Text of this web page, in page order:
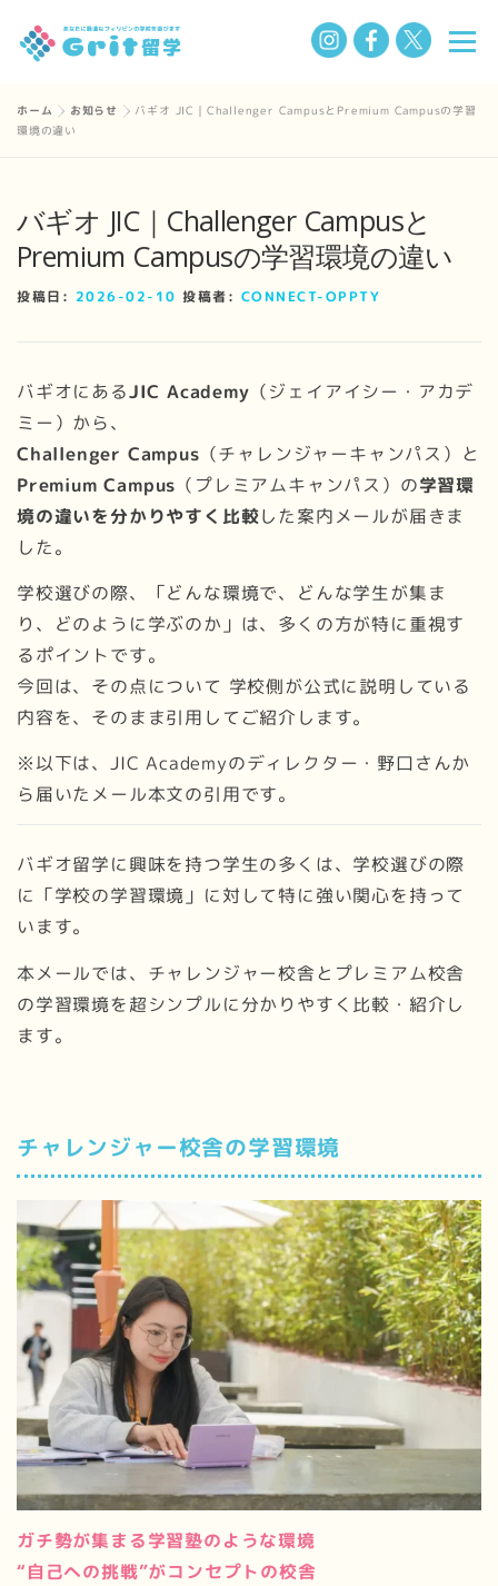
ツ
キ
プ
メニ
選ばれる理由
学校一覧 Q&A 私たちについて
BLOG
ホーム » お知らせ » バギオ JIC｜Challenger CampusとPremium Campusの学習
環境の違い
バギオ JIC｜Challenger Campusと
Premium Campusの学習環境の違い
投稿日: 2026-02-10 投稿者: CONNECT-OPPTY
バギオにあるJIC Academy （ジェイアイシー・アカデ
ミー）から、
Challenger Campus （チャレンジャーキャンパス）と
Premium Campus （プレミアムキャンパス）の学習環
境の違いを分かりやすく比較した案内メールが届きま
した。
学校選びの際、「どんな環境で、どんな学生が集ま
り、どのように学ぶのか」は、多くの方が特に重視す
るポイントです。
今回は、その点について 学校側が公式に説明している
内容を、そのまま引用してご紹介します。
※以下は、JIC Academyのディレクター・野口さんか
ら届いたメール本文の引用です。
バギオ留学に興味を持つ学生の多くは、学校選びの際
に「学校の学習環境」に対して特に強い関心を持って
います。
本メールでは、チャレンジャー校舎とプレミアム校舎
の学習環境を超シンプルに分かりやすく比較・紹介し
ます。
チャレンジャー校舎の学習環境
ガチ勢が集まる学習塾のような環境
“自己への挑戦”がコンセプトの校舎